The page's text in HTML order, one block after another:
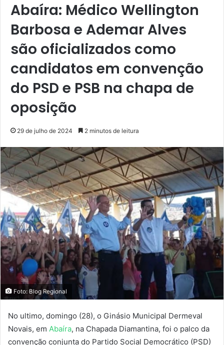
Abaíra: Médico Wellington
Barbosa e Ademar Alves
são oficializados como
candidatos em convenção
do PSD e PSB na chapa de
oposição
29 de julho de 2024 2 minutos de leitura
Foto: Blog Regional
No ultimo, domingo (28), o Ginásio Municipal Dermeval
Novais, em Abaíra, na Chapada Diamantina, foi o palco da
convenção conjunta do Partido Social Democrático (PSD)